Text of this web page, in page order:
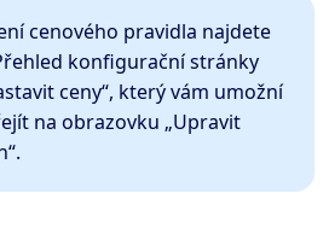
cenového pravidla najdete
konfigurační stránky
ceny“, který vám umožní
na obrazovku „Upravit